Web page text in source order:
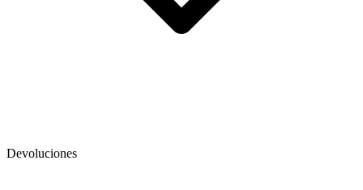
Devoluciones